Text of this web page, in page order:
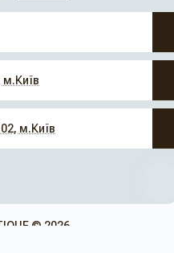
м.Київ
м.Київ
© 2026